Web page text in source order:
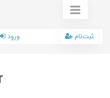
ورود ثبت‌نام